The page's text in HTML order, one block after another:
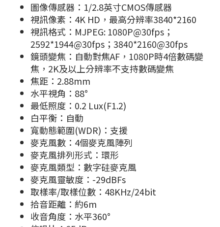
圖像傳感器：1/2.8英寸CMOS傳感器
視訊像素：4K HD，最高分辨率3840*2160
視訊格式：MJPEG: 1080P@30fps；
2592*1944@30fps；3840*2160@30fps
鏡頭變焦：自動對焦AF，1080P時4倍數碼變
焦，2K及以上分辨率不支持數碼變焦
焦距：2.88mm
水平視角：88°
最低照度：0.2 Lux(F1.2)
白平衡：自動
寬動態範圍(WDR)：支援
麥克風數：4個麥克風陣列
麥克風排列形式：環形
麥克風類型：數字硅麥克風
麥克風靈敏度：-29dBFs
取樣率/取樣位數：48KHz/24bit
拾音距離：約6m
收音角度：水平360°